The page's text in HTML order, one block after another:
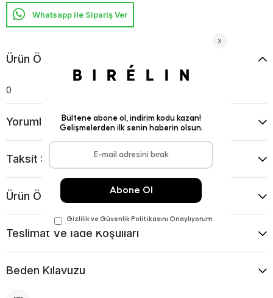
Whatsapp ile Sipariş Ver
Ürün Özellikleri
0
Yorumlar (0)
Taksit Seçenekleri
Ürün Önerileri
Teslimat Ve İade Koşulları
Beden Kılavuzu